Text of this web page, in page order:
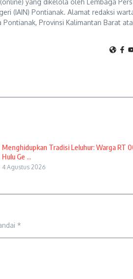
yang dikelola oleh Lembaga
(IAIN) Pontianak. Alamat redaksi
Provinsi Kalimantan Barat
Menghidupkan Tradisi Leluhur: Warga RT
Hulu Ge ...
4 Agustus 2026
*